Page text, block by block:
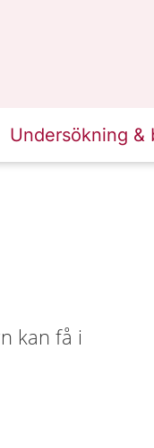
Undersökning &
kan få i